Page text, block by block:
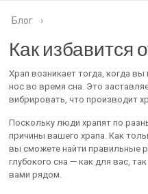
Блог ›
Как избавится
Храп возникает тогда, когда
нос во время сна. Это
вибрировать, что производит
Поскольку люди храпят по
причины вашего храпа. Как
вы сможете найти правильные
глубокого сна — как для вас,
вами рядом.